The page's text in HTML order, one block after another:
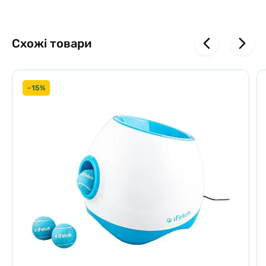
складною заклейте кілька отворів за допомогою клейкої стрічки.
Навчіть його правилам та покажіть, як працює гра.
ЗМЕНШЕННЯ ПРОЯВ ДЕСТРУКТИВНОЇ ПОВЕДІНКИ: ігри
відвернути вихованця від деструктивних звичок
БЕЗ БІСФЕНОЛУ, ПВХ І ФТАЛАТІВ: ігри виготовлені з харчового
матеріалу, який можна сміливо давати собакам
Весело і поживно: саме таких завдань вимагає ваш собака! Ігри
головоломки від Ніна Оттоссон допомагають долати нудьгу,
зменшують прояви деструктивної поведінки, тренують мозок і
Схожі товари
-15%